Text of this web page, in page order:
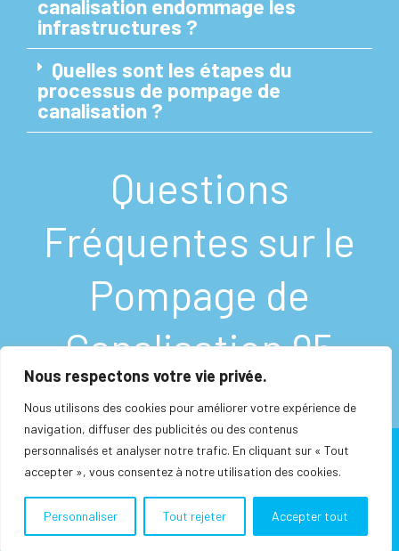
Nous respectons votre vie privée.
Nous utilisons des cookies pour améliorer votre expérience de
navigation, diffuser des publicités ou des contenus
personnalisés et analyser notre trafic. En cliquant sur « Tout
accepter », vous consentez à notre utilisation des cookies.
Personnaliser Tout rejeter Accepter tout
Questions
Fréquentes sur le
Pompage de
Canalisation 95
canalisation endommage les
infrastructures ?
Quelles sont les étapes du
processus de pompage de
canalisation ?
Mentions Légales